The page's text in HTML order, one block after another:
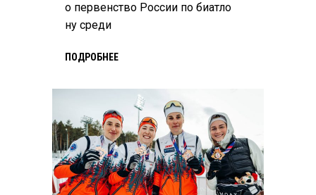
о первенство России по биатло
ну среди
ПОДРОБНЕЕ